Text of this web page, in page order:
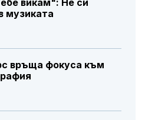
музиката
връща фокуса към